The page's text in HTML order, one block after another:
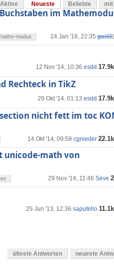
Aktive Neueste Beliebte
im
24 Jan '18, 22:35 gast3
modus
12 Nov '14, 10:36 esdd 17.9k
Rechteck in TikZ
29 Okt '14, 01:13 esdd 17.9k
nicht fett im toc
14 Okt '14, 09:58 cgnieder 22.1k
unicode-math von
29 Nov '14, 11:46 Seve
25 Jun '13, 12:36 saputello 11.1k
älteste Antworten neueste